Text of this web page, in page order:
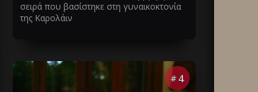
σειρά που βασίστηκε στη γυναικοκτονία
της Καρολάιν
# 4